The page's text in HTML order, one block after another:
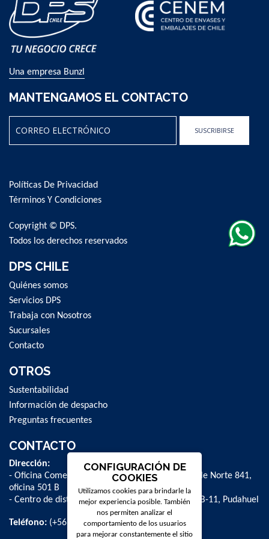
Una empresa Bunzl
MANTENGAMOS EL CONTACTO
Our
Newsletter:
SUSCRIBIRSE
Políticas De Privacidad
Términos Y Condiciones
Copyright © DPS.
Todos los derechos reservados
DPS CHILE
Quiénes somos
Servicios DPS
Trabaja con Nosotros
Sucursales
Contacto
OTROS
Sustentabilidad
Información de despacho
Preguntas frecuentes
CONTACTO
Dirección:
- Oficina Comercial y administrativa: Avenida Valle Norte 841,
oficina 501 B
- Centro de distribución: La Farfana 500, bodega B-11, Pudahuel
Teléfono: (+56 2) 2 584 8900
CONFIGURACIÓN DE
COOKIES
Utilizamos cookies para brindarle la
mejor experiencia posible. También
nos permiten analizar el
comportamiento de los usuarios
para mejorar constantemente el sitio